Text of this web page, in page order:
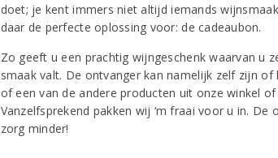
doet; je kent immers niet altijd iemands
daar de perfecte oplossing voor: de cadeaubon.
Zo geeft u een prachtig wijngeschenk waarvan u
smaak valt. De ontvanger kan namelijk zelf zijn
of een van de andere producten uit onze winkel
Vanzelfsprekend pakken wij ‘m fraai voor u in. De
zorg minder!